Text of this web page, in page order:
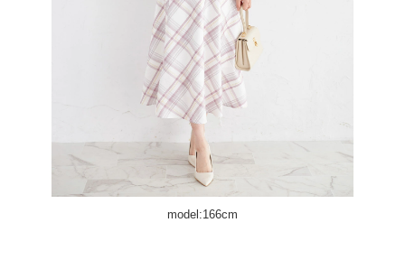
model:166cm